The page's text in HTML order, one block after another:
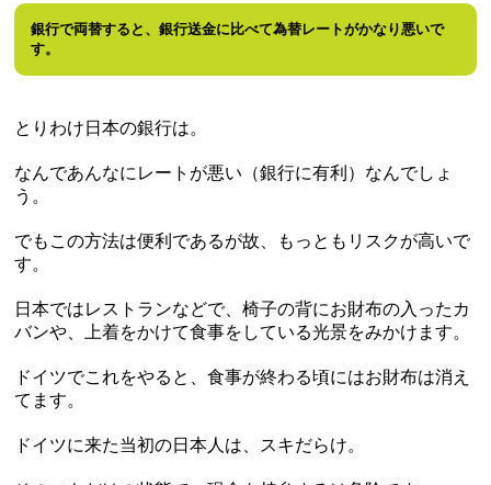
銀行で両替すると、銀行送金に比べて為替レートがかなり悪いで
す。
とりわけ日本の銀行は。
なんであんなにレートが悪い（銀行に有利）なんでしょ
う。
でもこの方法は便利であるが故、もっともリスクが高いで
す。
日本ではレストランなどで、椅子の背にお財布の入ったカ
バンや、上着をかけて食事をしている光景をみかけます。
ドイツでこれをやると、食事が終わる頃にはお財布は消え
てます。
ドイツに来た当初の日本人は、スキだらけ。